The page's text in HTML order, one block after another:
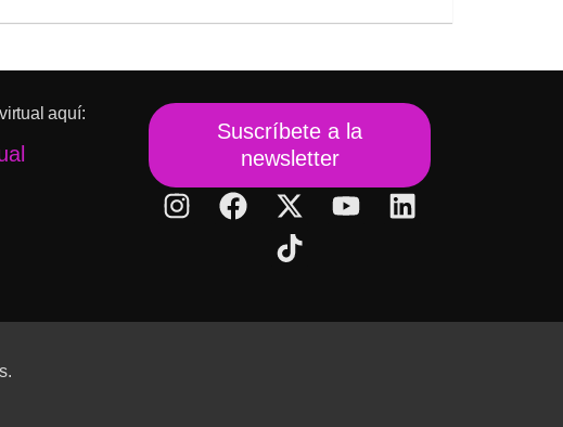
aquí:
Suscríbete a la
newsletter